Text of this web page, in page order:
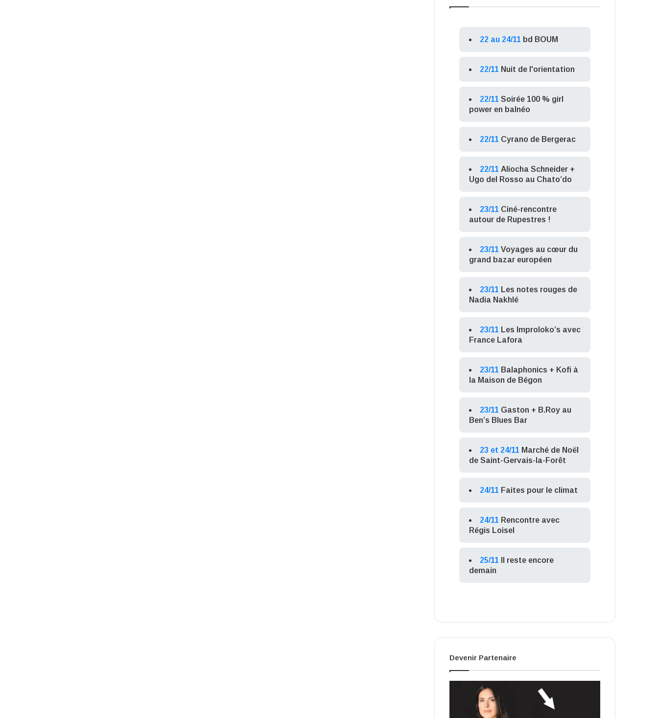
22 au 24/11 bd BOUM
22/11 Nuit de l'orientation
22/11 Soirée 100 % girl
power en balnéo
22/11 Cyrano de Bergerac
22/11 Aliocha Schneider +
Ugo del Rosso au Chato’do
23/11 Ciné-rencontre
autour de Rupestres !
23/11 Voyages au cœur du
grand bazar européen
23/11 Les notes rouges de
Nadia Nakhlé
23/11 Les Improloko’s avec
France Lafora
23/11 Balaphonics + Kofi à
la Maison de Bégon
23/11 Gaston + B.Roy au
Ben’s Blues Bar
23 et 24/11 Marché de Noël
de Saint-Gervais-la-Forêt
24/11 Faites pour le climat
24/11 Rencontre avec
Régis Loisel
25/11
Il reste encore
demain
Devenir Partenaire